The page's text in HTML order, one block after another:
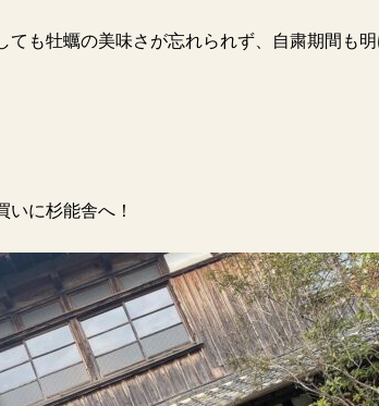
ても牡蠣の美味さが忘れられず、自粛期間も
いに杉能舎へ！